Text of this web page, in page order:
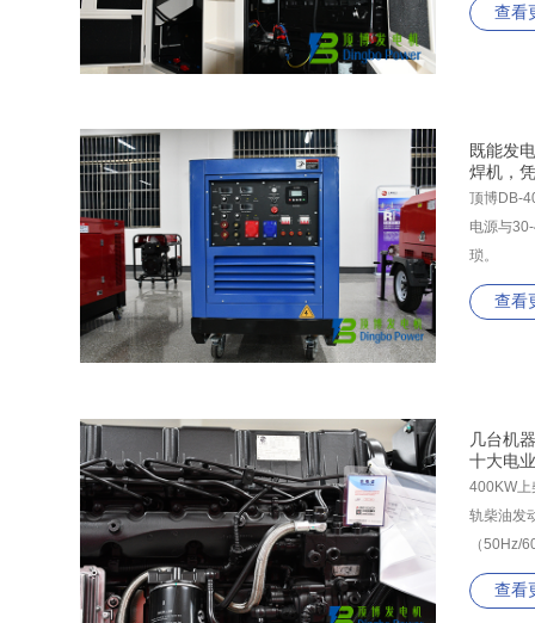
查看
既能发
焊机，
顶博DB-
电源与
琐。
查看
几台机
十大电
400KW上
轨柴油发
（50Hz/
查看